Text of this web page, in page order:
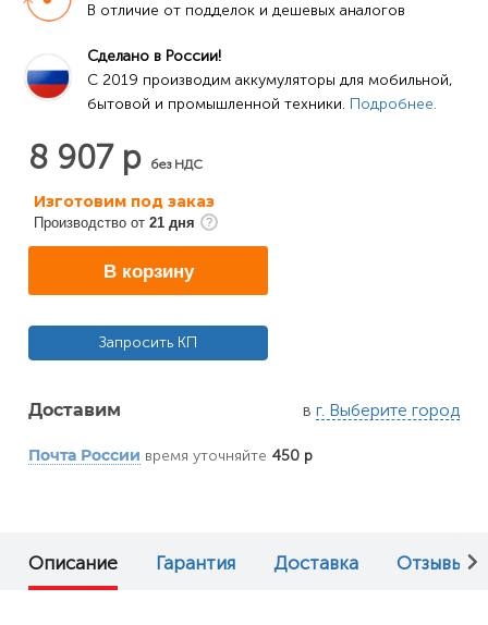
В отличие от подделок и дешевых аналогов
Сделано в России!
C 2019 производим аккумуляторы для мобильной,
бытовой и промышленной техники. Подробнее.
8 907 р без НДС
Изготовим под заказ
Производство от 21 дня
В корзину
Запросить КП
Доставим в г. Выберите город
Почта России время уточняйте 450 р
Описание Гарантия Доставка Отзывы (0)